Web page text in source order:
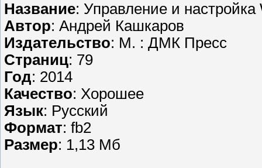
Название: Управление и
Автор: Андрей Кашкаров
Издательство: М. : ДМК Пресс
Страниц: 79
Год: 2014
Качество: Хорошее
Язык: Русский
Формат: fb2
Размер: 1,13 Мб